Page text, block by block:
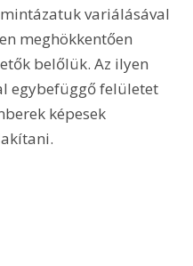
variálásával
meghökkentően
belőlük. Az ilyen
egybefüggő felületet
képesek